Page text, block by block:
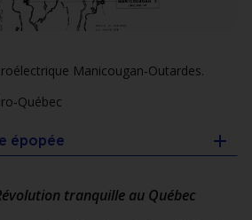
Manicougan‑Outardes.
épopée
tranquille au Québec